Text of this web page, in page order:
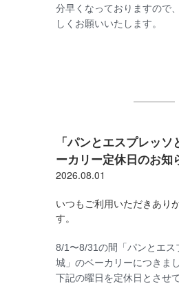
分早くなっておりますので
しくお願いいたします。
「パンとエスプレッ
ーカリー定休日のお知
2026.08.01
いつもご利用いただきあり
す。
8/1〜8/31の間「パンとエス
城」のベーカリーにつきまし
下記の曜日を定休日とさせ